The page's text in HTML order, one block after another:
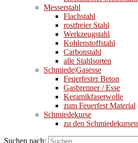
Messerstahl
Flachstahl
rostfreier Stahl
Werkzeugstahl
Kohlenstoffstahl
Carbonstahl
alle Stahlsorten
Schmiede|Gasesse
Feuerfester Beton
Gasbrenner / Esse
Keramikfaserwolle
zum Feuerfest Material
Schmiedekurse
zu den Schmiedekursen
Suchen nach: